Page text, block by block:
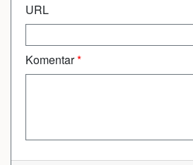
URL
Komentar*